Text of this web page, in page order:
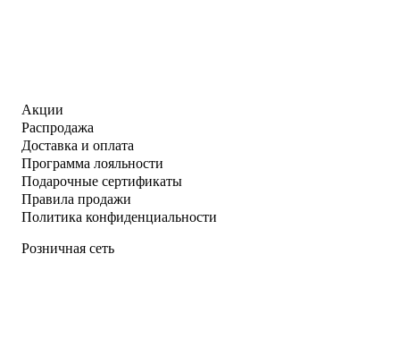
Акции
Распродажа
Доставка и оплата
Программа лояльности
Подарочные сертификаты
Правила продажи
Политика конфиденциальности
Розничная сеть